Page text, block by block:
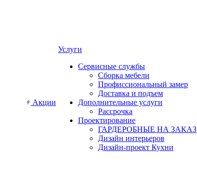
Акции
Услуги
Сервисные службы
Сборка мебели
Профиссиональный замер
Доставка и подъем
Дополнительные услуги
Рассрочка
Проектирование
ГАРДЕРОБНЫЕ НА ЗАКАЗ
Дизайн интерьеров
Дизайн-проект Кухни